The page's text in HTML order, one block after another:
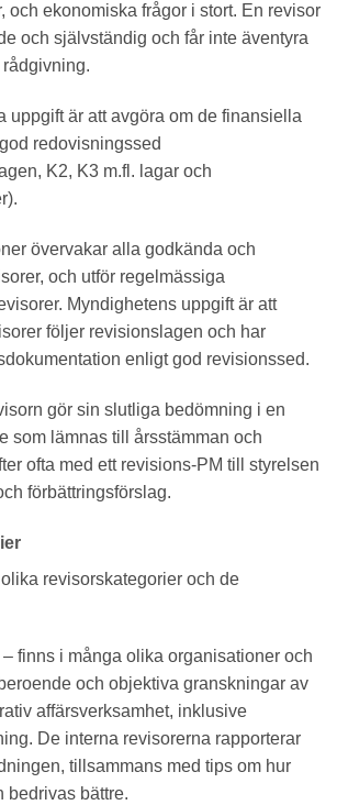
och ekonomiska frågor i stort. En revisor
och självständig och får inte äventyra
uppgift är att avgöra om de finansiella
redovisningssed
K2, K3 m.fl. lagar och
övervakar alla godkända och
och utför regelmässiga
Myndighetens uppgift är att
följer revisionslagen och har
enligt god revisionssed.
gör sin slutliga bedömning i en
som lämnas till årsstämman och
ofta med ett revisions-PM till styrelsen
förbättringsförslag.
revisorskategorier och de
– finns i många olika organisationer och
och objektiva granskningar av
affärsverksamhet, inklusive
De interna revisorerna rapporterar
tillsammans med tips om hur
bedrivas bättre.